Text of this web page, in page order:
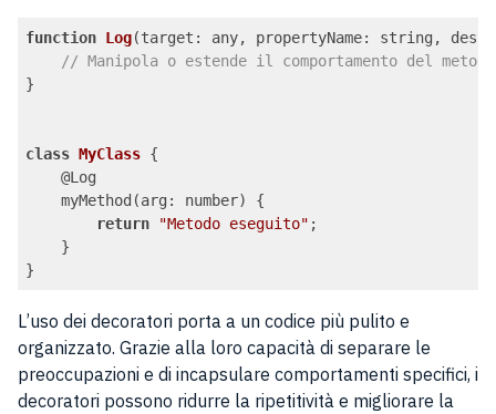
function Log(target: any, propertyName: string,
// Manipola o estende il comportamento del metodo
}
class MyClass {
    @Log
    myMethod(arg: number) {
return
"Metodo eseguito" ;
    }
L’uso dei decoratori porta a un codice più pulito e
organizzato. Grazie alla loro capacità di separare le
preoccupazioni e di incapsulare comportamenti specifici, i
decoratori possono ridurre la ripetitività e migliorare la